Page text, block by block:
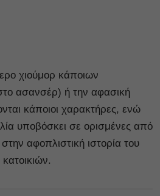
χιούμορ κάποιων
ασανσέρ) ή την αφασική
κάποιοι χαρακτήρες, ενώ
υποβόσκει σε ορισμένες από
αφοπλιστική ιστορία του